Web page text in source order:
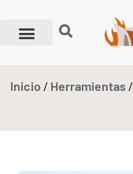
Inicio / Herramientas/